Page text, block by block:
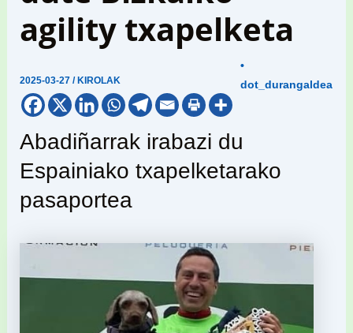
agility txapelketa
2025-03-27/ KIROLAK
•
dot_durangaldea
Abadiñarrak irabazi du
Espainiako txapelketarako
pasaportea